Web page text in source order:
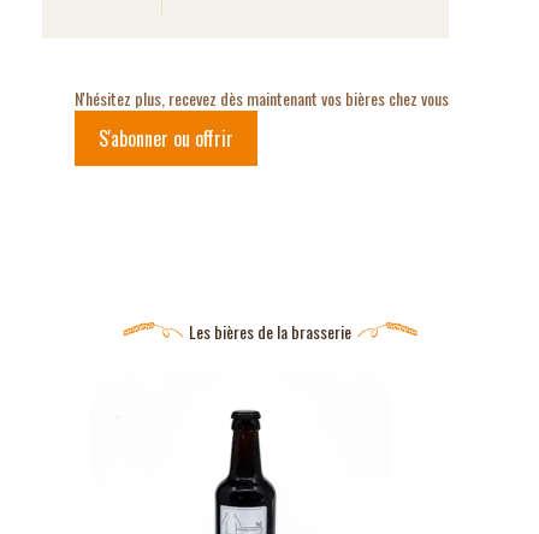
N'hésitez plus, recevez dès maintenant vos bières chez vous
S'abonner ou offrir
Les bières de la brasserie